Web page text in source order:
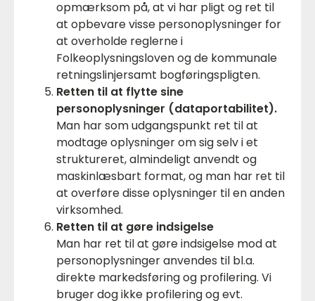
opmærksom på, at vi har pligt og ret til
at opbevare visse personoplysninger for
at overholde reglerne i
Folkeoplysningsloven og de kommunale
retningslinjersamt bogføringspligten.
Retten til at flytte sine
personoplysninger (dataportabilitet).
Man har som udgangspunkt ret til at
modtage oplysninger om sig selv i et
struktureret, almindeligt anvendt og
maskinlæsbart format, og man har ret til
at overføre disse oplysninger til en anden
virksomhed.
Retten til at gøre indsigelse
Man har ret til at gøre indsigelse mod at
personoplysninger anvendes til bl.a.
direkte markedsføring og profilering. Vi
bruger dog ikke profilering og evt.